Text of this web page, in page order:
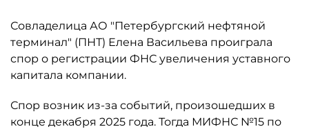
Совладелица АО "Петербургский нефтяной
терминал" (ПНТ) Елена Васильева проиграла
спор о регистрации ФНС увеличения уставного
капитала компании.
Спор возник из-за событий, произошедших в
конце декабря 2025 года. Тогда МИФНС №15 по